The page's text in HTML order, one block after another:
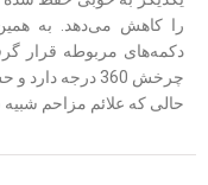
را کاهش می‌دهد. به
دکمه‌های مربوطه قرار
چرخش 360 درجه
حالی که علائم مزاحم